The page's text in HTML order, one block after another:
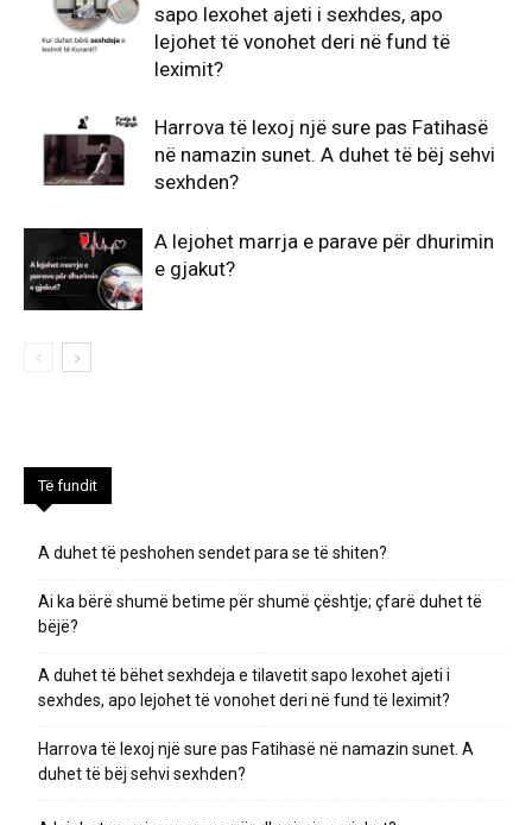
sapo lexohet ajeti i sexhdes, apo
lejohet të vonohet deri në fund të
leximit?
Harrova të lexoj një sure pas Fatihasë
në namazin sunet. A duhet të bëj sehvi
sexhden?
A lejohet marrja e parave për dhurimin
e gjakut?
Të fundit
A duhet të peshohen sendet para se të shiten?
Ai ka bërë shumë betime për shumë çështje; çfarë duhet të
bëjë?
A duhet të bëhet sexhdeja e tilavetit sapo lexohet ajeti i
sexhdes, apo lejohet të vonohet deri në fund të leximit?
Harrova të lexoj një sure pas Fatihasë në namazin sunet. A
duhet të bëj sehvi sexhden?